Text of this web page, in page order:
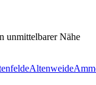
unmittelbarer Nähe
Altenweide